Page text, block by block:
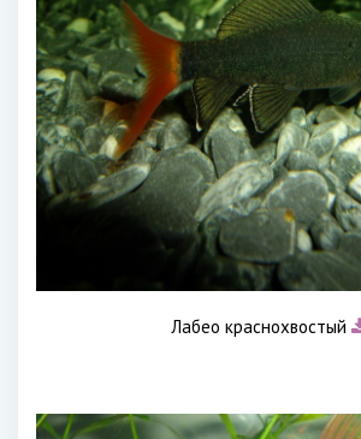
Лабео краснохвостый